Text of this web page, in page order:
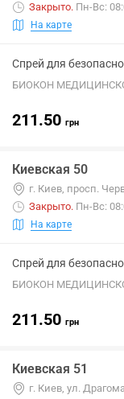
Закрыто. Пн-Вс:
На карте
Спрей для
БИОКОН
211.50 грн
Киевская 50
г. Киев, просп.
Закрыто. Пн-Вс:
На карте
Спрей для
БИОКОН
211.50 грн
Киевская 51
г. Киев, ул.